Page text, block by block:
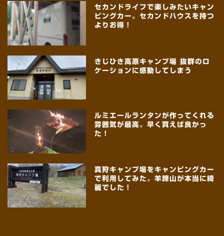
セカンドライフで楽しみたいキャン
ピングカー。セカンドハウスを持つ
よりお得！
きじひき高原キャンプ場 抜群のロ
ケーションに感動してしまう
ルミエールランタンが作ってくれる
雰囲気が最高。早く買えば良かっ
た！
真狩キャンプ場をキャンピングカー
で利用してみた。羊蹄山が本当に綺
麗でした！